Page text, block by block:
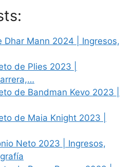
Dhar Mann 2024 | Ingresos,
de Plies 2023 |
de Bandman Kevo 2023 |
de Maia Knight 2023 |
Neto 2023 | Ingresos,